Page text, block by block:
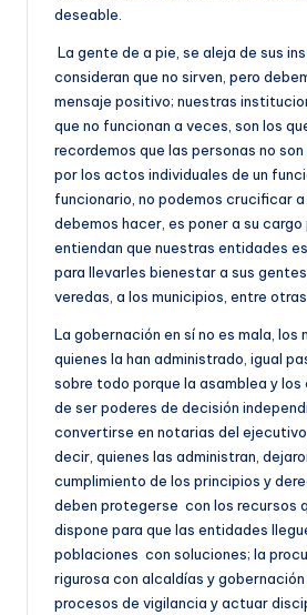
deseable.
La gente de a pie, se aleja de sus
consideran que no sirven, pero
mensaje positivo; nuestras
que no funcionan a veces, son los
recordemos que las personas no
por los actos individuales de un
funcionario, no podemos crucificar
debemos hacer, es poner a su cargo
entiendan que nuestras entidades
para llevarles bienestar a sus
veredas, a los municipios, entre
La gobernación en sí no es mala, los
quienes la han administrado, igual
sobre todo porque la asamblea y los
de ser poderes de decisión
convertirse en notarias del
decir, quienes las administran,
cumplimiento de los principios y
deben protegerse con los recursos
dispone para que las entidades
poblaciones con soluciones; la
rigurosa con alcaldías y
procesos de vigilancia y actuar